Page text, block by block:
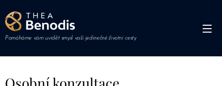
Pomáháme vám uvidět smysl vaší jedinečné životní cesty